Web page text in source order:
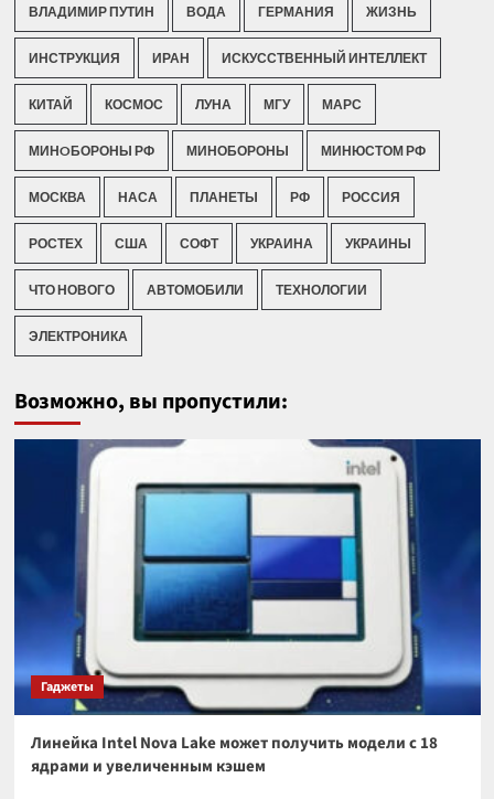
ВЛАДИМИР ПУТИН ВОДА ГЕРМАНИЯ ЖИЗНЬ
ИНСТРУКЦИЯ ИРАН ИСКУССТВЕННЫЙ ИНТЕЛЛЕКТ
КИТАЙ КОСМОС ЛУНА МГУ МАРС
МИНOБОРОНЫ РФ МИНОБОРОНЫ МИНЮСТОМ РФ
МОСКВА НАСА ПЛАНЕТЫ РФ РОССИЯ
РОСТЕХ США СОФТ УКРАИНА УКРАИНЫ
ЧТО НОВОГО АВТОМОБИЛИ ТЕХНОЛОГИИ
ЭЛЕКТРОНИКА
Возможно, вы пропустили:
Гаджеты
Линейка Intel Nova Lake может получить модели с 18
ядрами и увеличенным кэшем